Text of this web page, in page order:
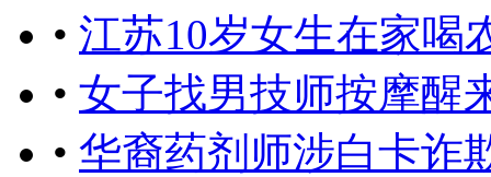
• 江苏10岁女生在家喝
• 女子找男技师按摩醒
• 华裔药剂师涉白卡诈